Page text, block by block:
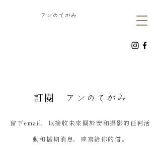
​アンのてがみ
​訂閱 アンのてがみ
留下email，以接收未來關於安和攝影的任何活
動和檔期消息，或寫給你的信。